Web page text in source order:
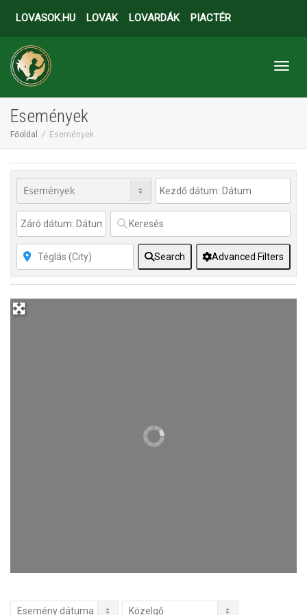
LOVASOK.HU LOVAK LOVARDÁK PIACTÉR
Események
Főoldal Események
Search Advanced Filters